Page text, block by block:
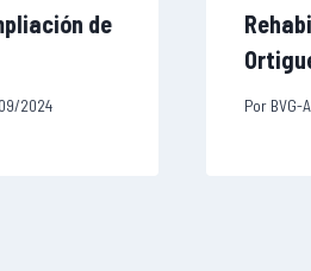
de
2024 Por BVG-